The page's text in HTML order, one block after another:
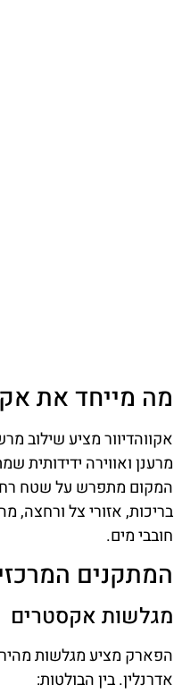
מה מייחד את
אקווהדיוור מציע שילוב
מרענן ואווירה ידידותית
המקום מתפרש על שטח
בריכות, אזורי צל ורחצה,
חובבי מים.
המתקנים
מגלשות אקסטרים
הפארק מציע מגלשות
אדרנלין. בין הבולטות: